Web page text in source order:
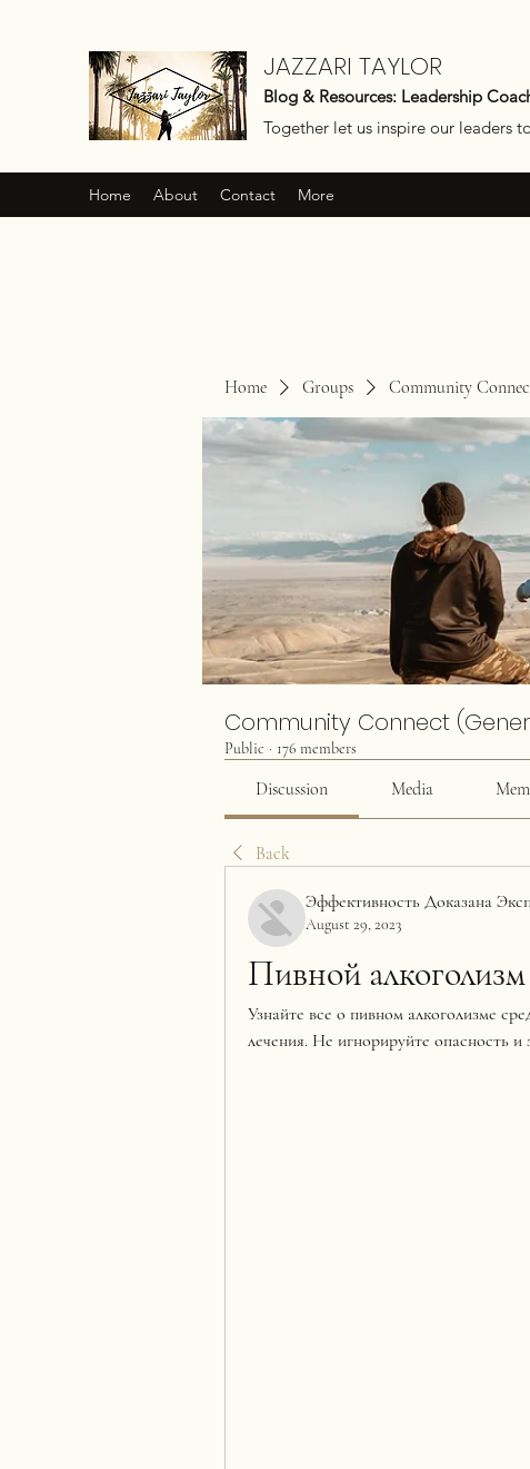
JAZZARI TAYLOR
Blog & Resources: Leadership
Together let us inspire our leaders
Home About Contact More
Home Groups Community
Community Connect
Public · 176 members
Discussion Media
Back
Эффективность Доказана
August 29, 2023
Пивной
Узнайте все о пивном алкоголизме
лечения. Не игнорируйте опасность и